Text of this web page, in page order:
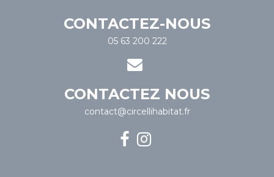
CONTACTEZ-NOUS
05 63 200 222
CONTACTEZ NOUS
contact@circellihabitat.fr